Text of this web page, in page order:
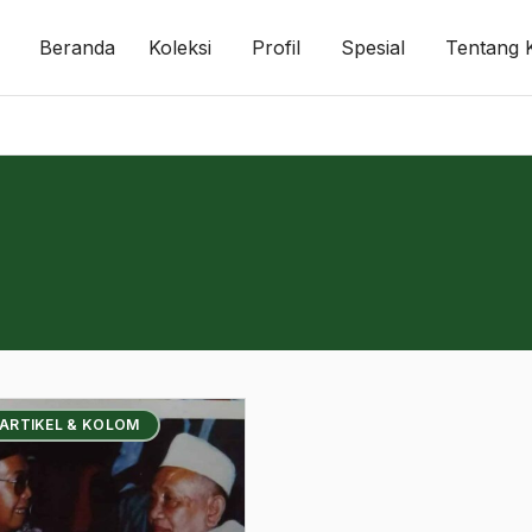
Beranda Koleksi Profil Spesial Tentang
& KOLOM